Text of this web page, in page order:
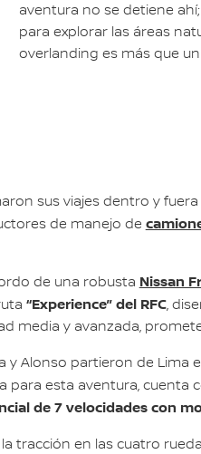
aventura no se detiene
para explorar las áreas
overlanding es más que
sus viajes dentro y
de manejo de
de una robusta Nissan
“Experience” del RFC,
media y avanzada,
y Alonso partieron de Lima
para esta aventura, cuenta
de 7 velocidades con
tracción en las cuatro